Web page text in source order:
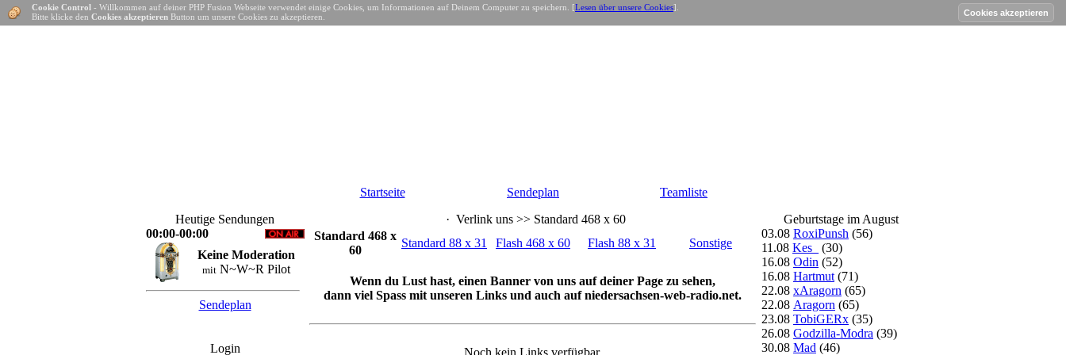
Startseite Sendeplan
Teamliste
Heutige Sendungen
00:00-00:00
Keine Moderation
mit N~W~R Pilot
Sendeplan
Login
· Verlink uns >> Standard 468 x 60
Standard 468 x
60
Standard 88 x 31 Flash 468 x 60 Flash 88 x 31 Sonstige
Wenn du Lust hast, einen Banner von uns auf deiner Page zu sehen,
dann viel Spass mit unseren Links und auch auf niedersachsen-web-radio.net.
Noch kein Links verfügbar.
Cookie Control - Willkommen auf deiner PHP Fusion Webseite verwendet einige Cookies, um Informationen auf Deinem Computer zu speichern. [Lesen über unsere Cookies].
Bitte klicke den Cookies akzeptieren Button um unsere Cookies zu akzeptieren.
Geburtstage im August
03.08 RoxiPunsh (56)
11.08 Kes_
(30)
16.08 Odin (52)
16.08 Hartmut (71)
22.08 xAragorn (65)
22.08 Aragorn (65)
23.08 TobiGERx (35)
26.08 Godzilla-Modra (39)
30.08 Mad (46)